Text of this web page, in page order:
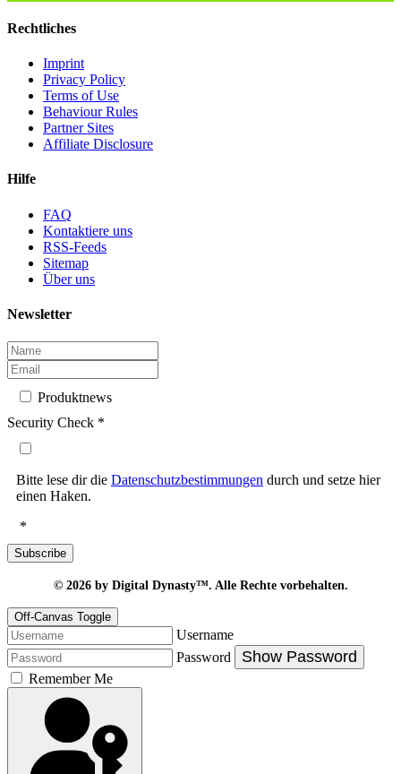
Rechtliches
Imprint
Privacy Policy
Terms of Use
Behaviour Rules
Partner Sites
Affiliate Disclosure
Hilfe
FAQ
Kontaktiere uns
RSS-Feeds
Sitemap
Über uns
Newsletter
Produktnews
Security Check *
Bitte lese dir die Datenschutzbestimmungen durch und setze hier
einen Haken.
*
Subscribe
© 2026 by Digital Dynasty™. Alle Rechte vorbehalten.
Off-Canvas Toggle
Username
Password
Show Password
Remember Me